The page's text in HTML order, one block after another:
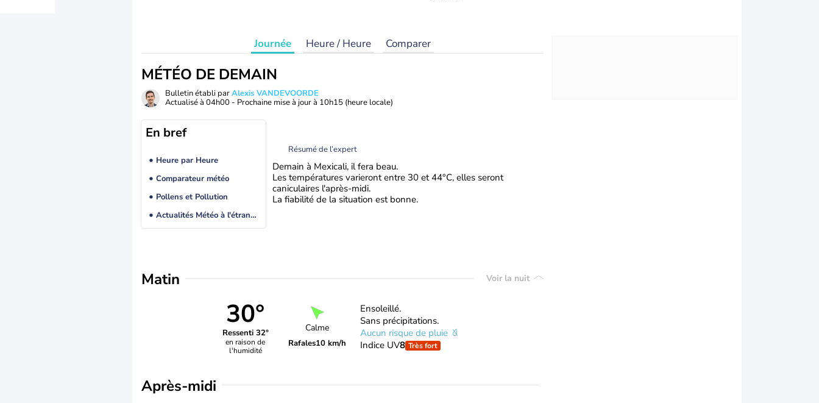
Journée Heure / Heure Comparer
MÉTÉO DE DEMAIN
Bulletin établi parAlexis VANDEVOORDE
Actualisé à 04h00 - Prochaine mise à jour à 10h15 (heure locale)
En bref
Heure par Heure
Comparateur météo
Pollens et Pollution
Actualités Météo à l'étranger
Résumé de l’expert
Demain à Mexicali, il fera beau.
Les températures varieront entre 30 et 44°C, elles seront
caniculaires l'après-midi.
La fiabilité de la situation est bonne.
Matin Voir la nuit
30°
Ressenti 32°
en raison de
l'humidité
Calme
Rafales10 km/h
Ensoleillé.
Sans précipitations.
Aucun risque de pluie
Indice UV8 Très fort
Après-midi